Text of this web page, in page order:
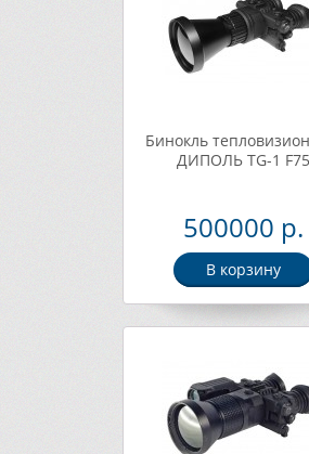
Бинокль
ДИПОЛЬ TG-1 F75
500000 р.
В корзину